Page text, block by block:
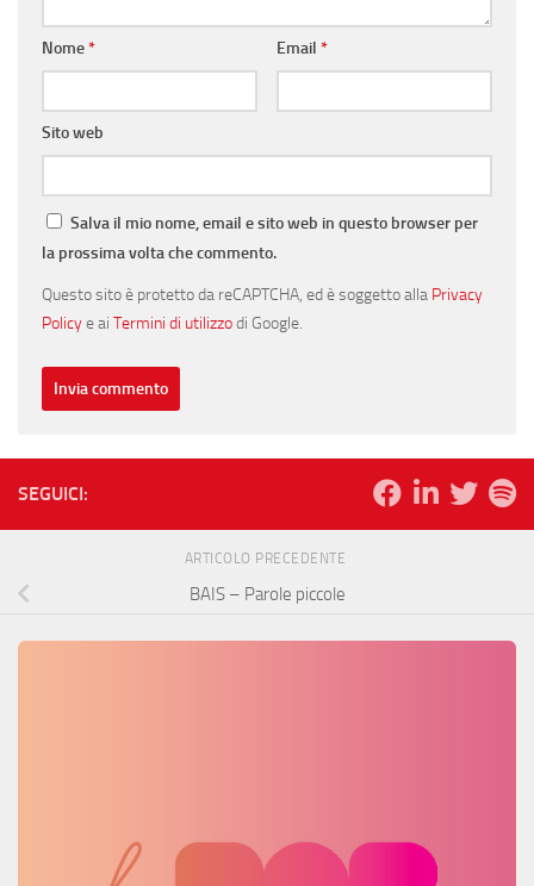
Nome* Email *
Sito web
Salva il mio nome, email e sito web in questo browser per
la prossima volta che commento.
Questo sito è protetto da reCAPTCHA, ed è soggetto alla Privacy
Policye ai Termini di utilizzodi Google.
SEGUICI:
ARTICOLO PRECEDENTE
BAIS – Parole piccole